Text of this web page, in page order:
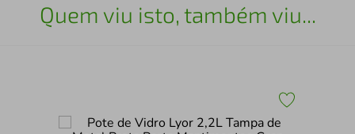
Quem viu isto, também viu...